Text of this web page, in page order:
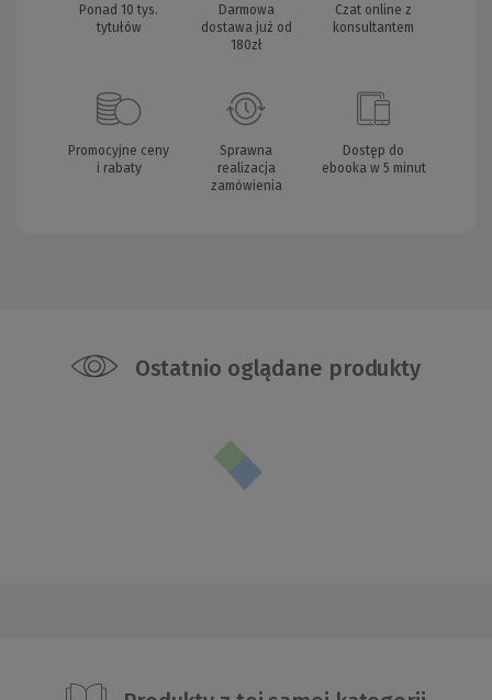
Ponad 10 tys.
tytułów
Darmowa
dostawa już od
180zł
Czat online z
konsultantem
Promocyjne ceny
i rabaty
Sprawna
realizacja
zamówienia
Dostęp do
ebooka w 5 minut
Ostatnio oglądane produkty